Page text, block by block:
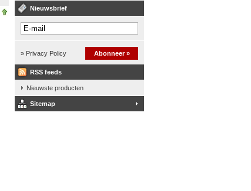
Nieuwsbrief
» Privacy Policy Abonneer »
RSS feeds
Nieuwste producten
Sitemap